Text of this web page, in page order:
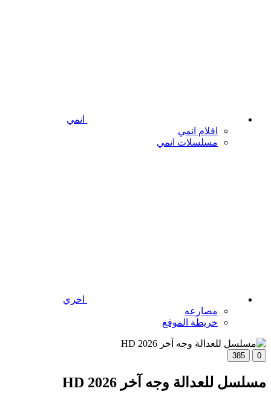
انمي
افلام انمي
مسلسلات انمي
اخري
مصارعه
خريطة الموقع
0
385
مسلسل للعدالة وجه آخر 2026 HD